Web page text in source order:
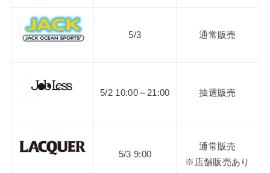
5/3 通常販売
5/2 10:00～21:00 抽選販売
5/3 9:00
通常販売
※店舗販売あり